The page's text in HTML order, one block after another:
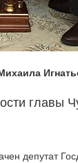
главы
депутат